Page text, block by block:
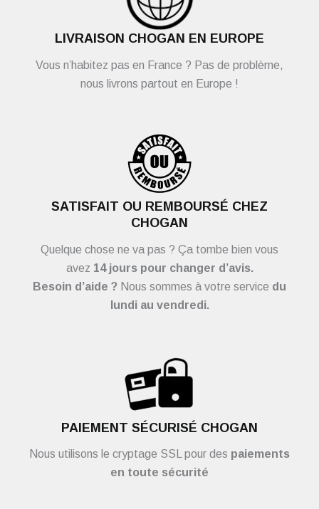
LIVRAISON CHOGAN EN EUROPE
Vous n’habitez pas en France ? Pas de problème,
nous livrons partout en Europe !
SATISFAIT OU REMBOURSÉ CHEZ
CHOGAN
Quelque chose ne va pas ? Ça tombe bien vous
avez 14 jours pour changer d’avis.
Besoin d’aide ? Nous sommes à votre service du
lundi au vendredi.
PAIEMENT SÉCURISÉ CHOGAN
Nous utilisons le cryptage SSL pour des paiements
en toute sécurité